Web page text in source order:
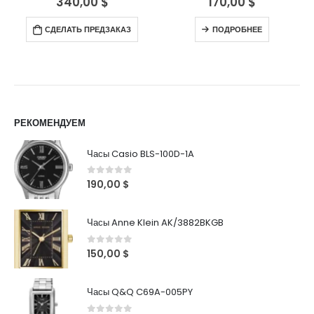
СДЕЛАТЬ ПРЕДЗАКАЗ ПОДРОБНЕЕ
РЕКОМЕНДУЕМ
Часы Casio BLS-100D-1A
0out of 5
190,00 $
Часы Anne Klein AK/3882BKGB
0out of 5
150,00 $
Часы Q&Q C69A-005PY